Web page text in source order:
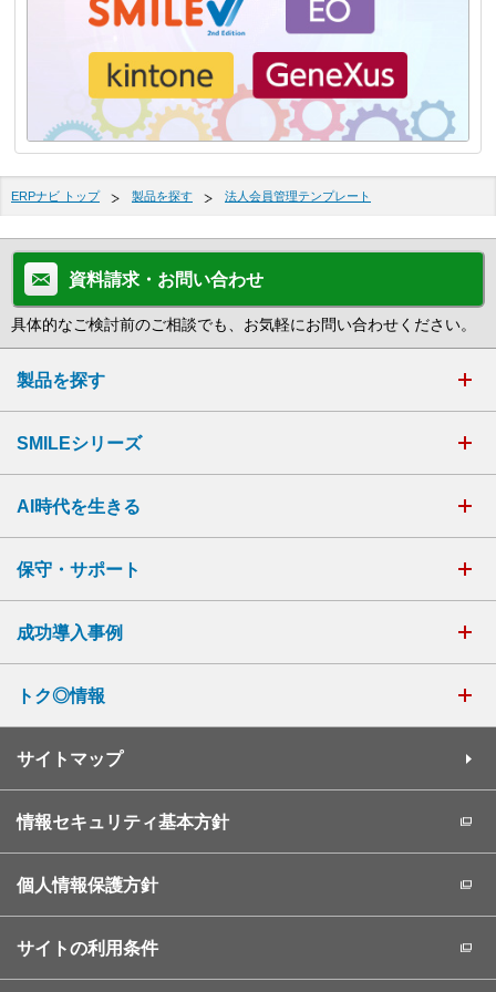
ERPナビ トップ 製品を探す 法人会員管理テンプレート
資料請求・お問い合わせ
具体的なご検討前のご相談でも、お気軽にお問い合わせください。
製品を探す
SMILEシリーズ
AI時代を生きる
保守・サポート
成功導入事例
トク◎情報
サイトマップ
情報セキュリティ基本方針
個人情報保護方針
サイトの利用条件